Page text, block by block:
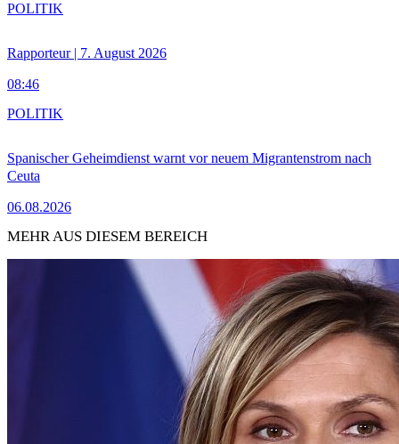
Rapporteur | 7. August 2026
08:46
POLITIK
Spanischer Geheimdienst warnt vor neuem Migrantenstrom nach
Ceuta
06.08.2026
POLITIK
MEHR AUS DIESEM BEREICH